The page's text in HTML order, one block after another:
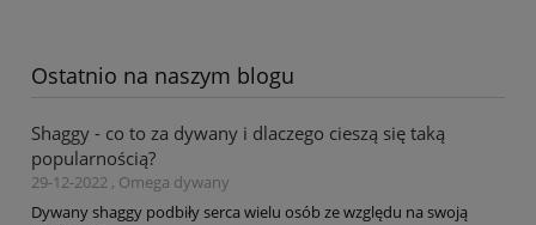
Ostatnio na naszym blogu
Shaggy - co to za dywany i dlaczego cieszą się taką
popularnością?
29-12-2022 , Omega dywany
Dywany shaggy podbiły serca wielu osób ze względu na swoją